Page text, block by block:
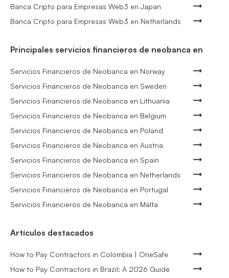
Banca Cripto para Empresas Web3 en Japan
Banca Cripto para Empresas Web3 en Netherlands
Principales servicios financieros de neobanca en
Servicios Financieros de Neobanca en Norway
Servicios Financieros de Neobanca en Sweden
Servicios Financieros de Neobanca en Lithuania
Servicios Financieros de Neobanca en Belgium
Servicios Financieros de Neobanca en Poland
Servicios Financieros de Neobanca en Austria
Servicios Financieros de Neobanca en Spain
Servicios Financieros de Neobanca en Netherlands
Servicios Financieros de Neobanca en Portugal
Servicios Financieros de Neobanca en Malta
Artículos destacados
How to Pay Contractors in Colombia | OneSafe
How to Pay Contractors in Brazil: A 2026 Guide